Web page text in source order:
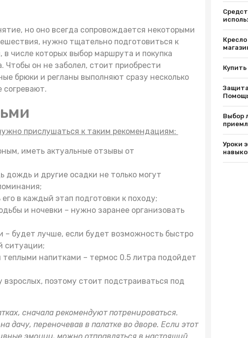
но оно всегда сопровождается некоторыми
нужно тщательно подготовиться к
в числе которых выбор маршрута и покупка
Чтобы он не заболел, стоит приобрести
брюки и регланы выполняют сразу несколько
прислушаться к таким рекомендациям:
иметь актуальные отзывы от
дождь и другие осадки не только могут
в каждый этап подготовки к походу;
и ночевки – нужно заранее организовать
будет лучше, если будет возможность быстро
ситуации;
теплыми напитками – термос 0.5 литра подойдет
взрослых, поэтому стоит подстраиваться под
сначала рекомендуют потренироваться.
дачу, переночевав в палатке во дворе. Если этот
Выбор
Уроки